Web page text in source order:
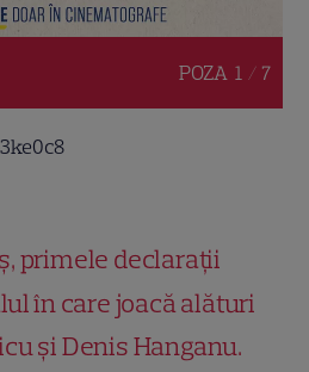
POZA 1 / 7
primele declarații
în care joacă alături
și Denis Hanganu.